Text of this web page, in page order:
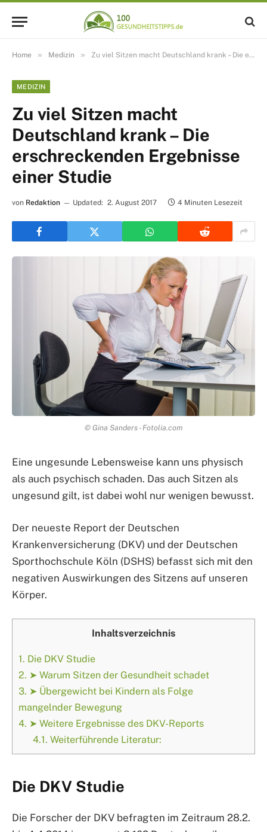
Home » Medizin » Zu viel Sitzen macht Deutschland krank – Die erschreckenden Ergebnisse einer Studie
MEDIZIN
Zu viel Sitzen macht
Deutschland krank – Die
erschreckenden Ergebnisse
einer Studie
von Redaktion Updated: 2. August 2017 4 Minuten Lesezeit
© Gina Sanders - Fotolia.com
Eine ungesunde Lebensweise kann uns physisch
als auch psychisch schaden. Das auch Sitzen als
ungesund gilt, ist dabei wohl nur wenigen bewusst.
Der neueste Report der Deutschen
Krankenversicherung (DKV) und der Deutschen
Sporthochschule Köln (DSHS) befasst sich mit den
negativen Auswirkungen des Sitzens auf unseren
Körper.
Inhaltsverzeichnis
1. Die DKV Studie
2. ➤ Warum Sitzen der Gesundheit schadet
3. ➤ Übergewicht bei Kindern als Folge
mangelnder Bewegung
4. ➤ Weitere Ergebnisse des DKV-Reports
4.1. Weiterführende Literatur:
Die DKV Studie
Die Forscher der DKV befragten im Zeitraum 28.2.